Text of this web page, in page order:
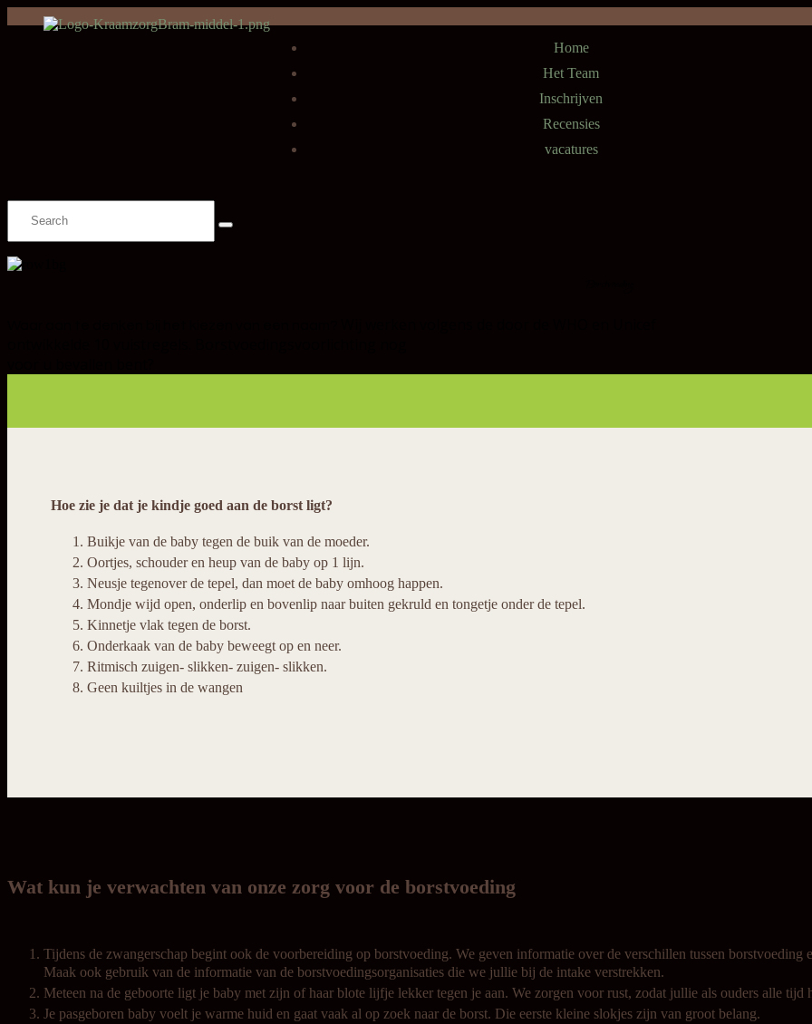
Home
Het Team
Inschrijven
Recensies
vacatures
Hoe zie je dat je kindje goed aan de borst ligt?
Buikje van de baby tegen de buik van de moeder.
Oortjes, schouder en heup van de baby op 1 lijn.
Neusje tegenover de tepel, dan moet de baby omhoog happen.
Mondje wijd open, onderlip en bovenlip naar buiten gekruld en tongetje onder de tepel.
Kinnetje vlak tegen de borst.
Onderkaak van de baby beweegt op en neer.
Ritmisch zuigen- slikken- zuigen- slikken.
Geen kuiltjes in de wangen
Wat kun je verwachten van onze zorg voor de borstvoeding
Tijdens de zwangerschap begint ook de voorbereiding op borstvoeding. We geven informatie over de verschillen tussen borstvoeding
Maak ook gebruik van de informatie van de borstvoedingsorganisaties die we jullie bij de intake verstrekken.
Meteen na de geboorte ligt je baby met zijn of haar blote lijfje lekker tegen je aan. We zorgen voor rust, zodat jullie als ouders alle tijd
Je pasgeboren baby voelt je warme huid en gaat vaak al op zoek naar de borst. Die eerste kleine slokjes zijn van groot belang.